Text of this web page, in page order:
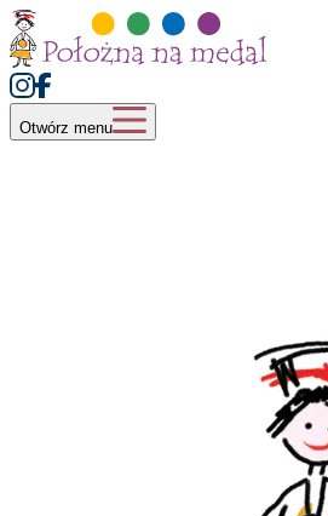
Otwórz menu